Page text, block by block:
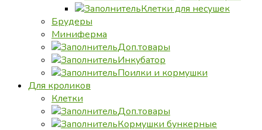
Клетки для несушек
Брудеры
Миниферма
Доп.товары
Инкубатор
Поилки и кормушки
Для кроликов
Клетки
Доп.товары
Кормушки бункерные